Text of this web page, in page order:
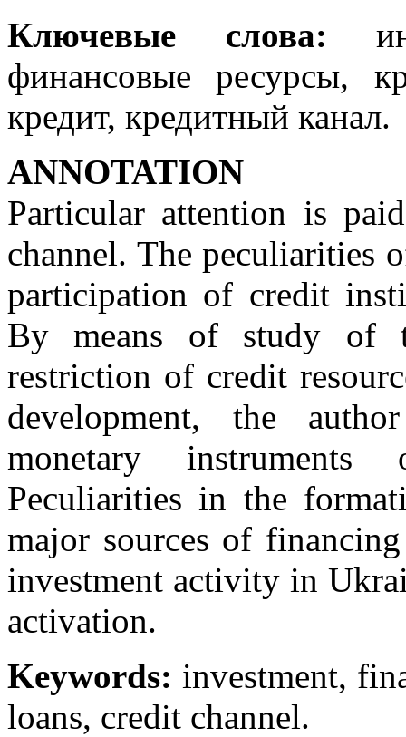
Ключевые слова:
финансовые ресурсы,
кредит, кредитный канал.
АNNOTATION
Particular attention is
channel. The peculiarities
participation of credit
By means of study of
restriction of credit
development, the
monetary
Peculiarities in the
major sources of
investment activity in
activation.
Keywords: investment,
loans, credit channel.